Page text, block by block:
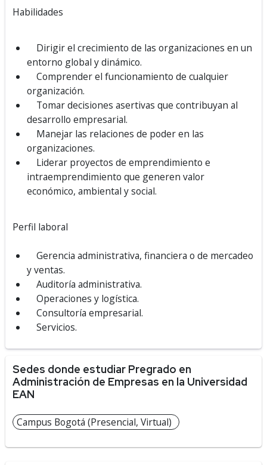
Habilidades
Dirigir el crecimiento de las organizaciones en un
entorno global y dinámico.
Comprender el funcionamiento de cualquier
organización.
Tomar decisiones asertivas que contribuyan al
desarrollo empresarial.
Manejar las relaciones de poder en las
organizaciones.
Liderar proyectos de emprendimiento e
intraemprendimiento que generen valor
económico, ambiental y social.
Perfil laboral
Gerencia administrativa, financiera o de mercadeo
y ventas.
Auditoría administrativa.
Operaciones y logística.
Consultoría empresarial.
Servicios.
Sedes donde estudiar Pregrado en
Administración de Empresas en la Universidad
EAN
Campus Bogotá (Presencial, Virtual)